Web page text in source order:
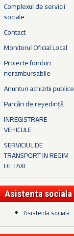
Complexul de servicii
sociale
Contact
Monitorul Oficial Local
Proiecte fonduri
nerambursabile
Anunturi achizitii publice
Parcări de reședință
INREGISTRARE
VEHICULE
SERVICIUL DE
TRANSPORT IN REGIM
DE TAXI
Asistenta sociala
Asistenta sociala